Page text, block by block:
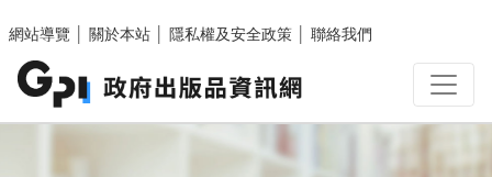
網站導覽
關於本站 隱私權及安全政策 聯絡我們